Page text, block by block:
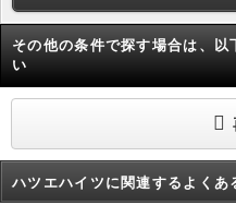
その他の条件で探す場合は、以
い
ハツエハイツに関連するよくあ